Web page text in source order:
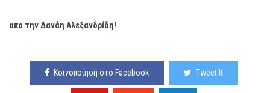
απο την Δανάη Αλεξανδρίδη!
Κοινοποίηση στο Facebook Tweet It